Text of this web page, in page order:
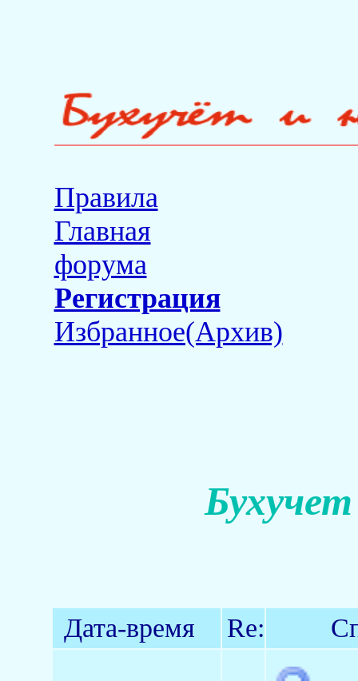
Правила
Главная
форума
Регистрация
Избранное(Архив)
Дата-время Re: